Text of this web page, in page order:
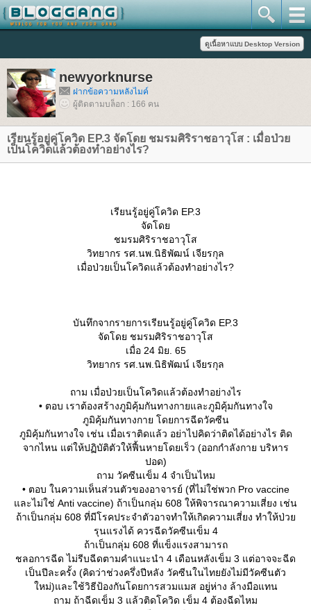
newyorknurse
ฝากข้อความหลังไมค์
ผู้ติดตามบล็อก : 166 คน
เรียนรู้อยู่คู่โควิด EP.3 จัดโดย ชมรมศิริราชอาวุโส : เมื่อป่ว
เป็นโควิดแล้วต้องทำอย่างไร?
เรียนรู้อยู่คู่โควิด EP.3
จัดโด
ชมรมศิริราชอาวุโส
วิทยากร รศ.นพ.นิธิพัฒน์ เจียรกุล
เมื่อป่วยเป็นโควิดแล้วต้องทำอย่างไร?
บันทึกจากรายการเรียนรู้อยู่คู่โควิด EP.3
จัดโดย ชมรมศิริราชอาวุโส
เมื่อ 24 มิย. 65
วิทยากร รศ.นพ.นิธิพัฒน์ เจียรกุล
ถาม เมื่อป่วยเป็นโควิดแล้วต้องทำอย่างไร
• ตอบ เราต้องสร้างภูมิคุ้มกันทางกายและภูมิคุ้มกันทางใจ
ภูมิคุ้มกันทางกาย โดยการฉีดวัคซีน
ภูมิคุ้มกันทางใจ เช่น เมื่อเราติดแล้ว อย่าไปคิดว่าติดได้อย่างไร ติด
จากไหน แต่ให้ปฏิบัติตัวให้ฟื้นหายโดยเร็ว (ออกกำลังกาย บริหาร
ปอด)
ถาม วัคซีนเข็ม 4 จำเป็นไหม
• ตอบ ในความเห็นส่วนตัวของอาจารย์ (ที่ไม่ใช่พวก Pro vaccine
ละไม่ใช่ Anti vaccine) ถ้าเป็นกลุ่ม 608 ให้พิจารณาความเสี่ยง เช่น
ถ้าเป็นกลุ่ม 608 ที่มีโรคประจำตัวอาจทำให้เกิดความเสี่ยง ทำให้ป่ว
รุนแรงได้ ควรฉีดวัคซีนเข็ม 4
ถ้าเป็นกลุ่ม 608 ที่แข็งแรงสามารถ
ชลอการฉีด ไม่รีบฉีดตามคำแนะนำ 4 เดือนหลังเข็ม 3 แต่อาจจะฉีด
เป็นปีละครั้ง (คิดว่าช่วงครึ่งปีหลัง วัคซีนในไทยยังไม่มีวัคซีนตัว
หม่)และใช้วิธีป้องกันโดยการสวมแมส อยู่ห่าง ล้างมือแทน
ถาม ถ้าฉีดเข็ม 3 แล้วติดโควิด เข็ม 4 ต้องฉีดไหม